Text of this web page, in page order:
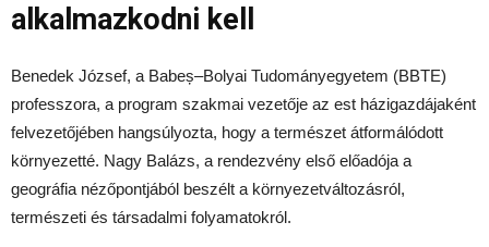
alkalmazkodni kell
Benedek József, a Babeș–Bolyai Tudományegyetem (BBTE)
professzora, a program szakmai vezetője az est házigazdájaként
felvezetőjében hangsúlyozta, hogy a természet átformálódott
környezetté. Nagy Balázs, a rendezvény első előadója a
geográfia nézőpontjából beszélt a környezetváltozásról,
természeti és társadalmi folyamatokról.